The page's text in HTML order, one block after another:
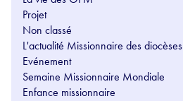
Projet
Non classé
L'actualité Missionnaire des diocèses
Evénement
Semaine Missionnaire Mondiale
Enfance missionnaire